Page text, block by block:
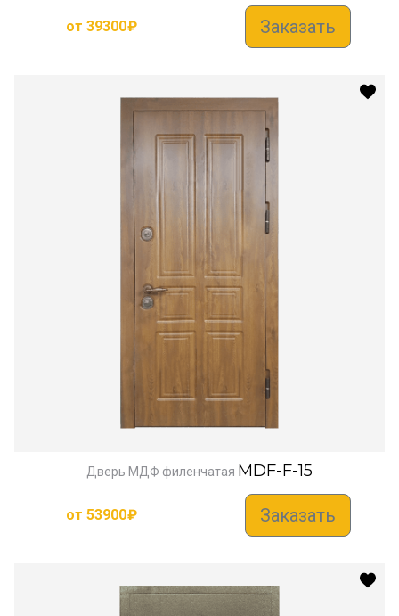
от 39300₽ Заказать
Дверь МДФ филенчатая MDF-F-15
от 53900₽ Заказать